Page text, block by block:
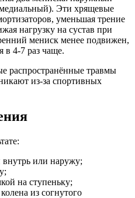
Эти хрящевые
уменьшая трение
нагрузку на сустав при
мениск менее подвижен,
в 4-7 раз чаще.
распространённые травмы
из-за спортивных
внутрь или наружу;
на ступеньку;
из согнутого